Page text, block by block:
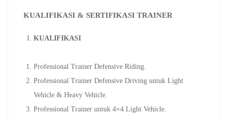
KUALIFIKASI & SERTIFIKASI TRAINER
KUALIFIKASI
Professional Trainer Defensive Riding.
Professional Trainer Defensive Driving untuk Light
Vehicle & Heavy Vehicle.
Professional Trainer untuk 4×4 Light Vehicle.